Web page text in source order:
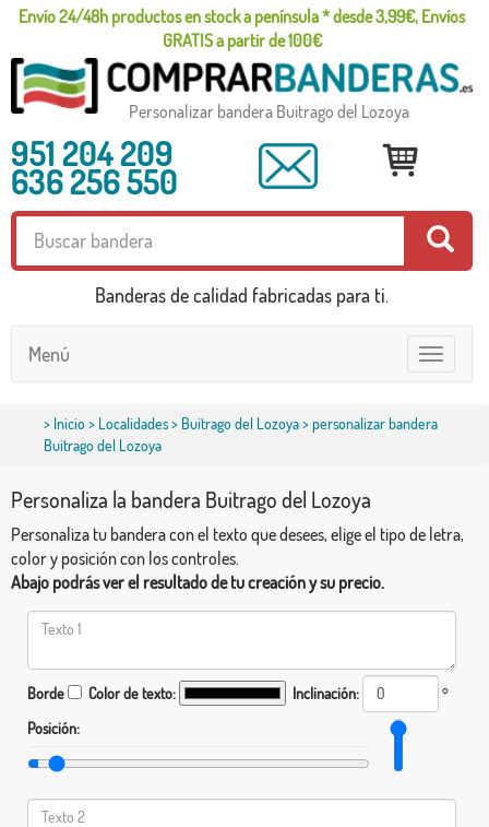
Envío 24/48h productos en stock a península * desde 3,99€, Envíos
GRATIS a partir de 100€
Personalizar bandera Buitrago del Lozoya
951 204 209
636 256 550
Banderas de calidad fabricadas para ti.
Toggle
navigation
Menú
> Inicio> Localidades> Buitrago del Lozoya> personalizar bandera
Buitrago del Lozoya
Personaliza la bandera Buitrago del Lozoya
Personaliza tu bandera con el texto que desees, elige el tipo de letra,
color y posición con los controles.
Abajo podrás ver el resultado de tu creación y su precio.
Borde Color de texto: Inclinación:
°
Posición: